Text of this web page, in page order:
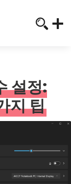
설정:
지 팁